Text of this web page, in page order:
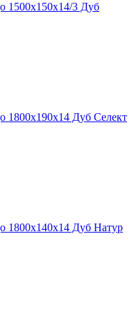
1500х150х14/3 Дуб
1800х190х14 Дуб Селект
1800х140х14 Дуб Натур